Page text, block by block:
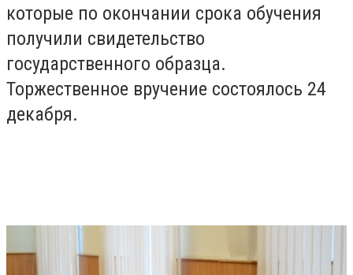
которые по окончании срока обучения
получили свидетельство
государственного образца.
Торжественное вручение состоялось 24
декабря.